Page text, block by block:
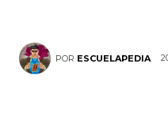
POR ESCUELAPEDIA